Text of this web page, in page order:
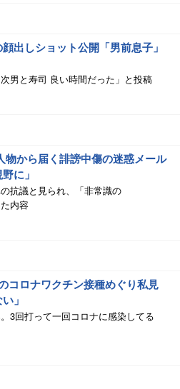
出しショット公開「男前息子」
男と寿司 良い時間だった」と投稿
物から届く誹謗中傷の迷惑メール
に」
抗議と見られ、「非常識の
内容
コロナワクチン接種めぐり私見
」
3回打って一回コロナに感染してる